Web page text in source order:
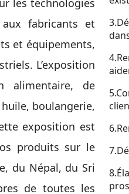
les technologies
fabricants et
et équipements,
L’exposition
alimentaire, de
boulangerie,
exposition est
produits sur le
du Népal, du Sri
de toutes les